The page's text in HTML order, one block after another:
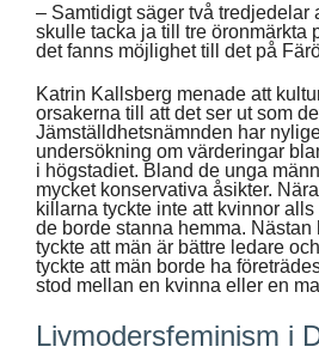
– Samtidigt säger två tredjedelar
skulle tacka ja till tre öronmärkta
det fanns möjlighet till det på
Katrin Kallsberg menade att
orsakerna till att det ser ut som
Jämställdhetsnämnden har
undersökning om värderingar
i högstadiet. Bland de unga
mycket konservativa åsikter.
killarna tyckte inte att kvinnor
de borde stanna hemma. Nästan
tyckte att män är bättre ledare
tyckte att män borde ha
stod mellan en kvinna eller en
Livmodersfeminism i